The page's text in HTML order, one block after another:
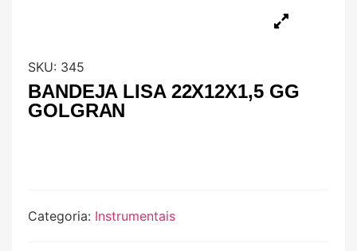
SKU: 345
BANDEJA LISA 22X12X1,5 GG
GOLGRAN
Categoria: Instrumentais